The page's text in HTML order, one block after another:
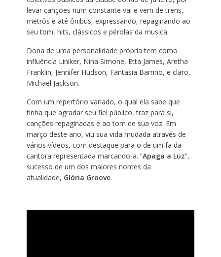
levar canções num constante vai e vem de trens,
metrôs e até ônibus, expressando, repaginando ao
seu tom, hits, clássicos e pérolas da musica.
Dona de uma personalidade própria tem como
influência Liniker, Nina Simone, Etta James, Aretha
Franklin, Jennifer Hudson, Fantasia Barrino, e claro,
Michael Jackson.
Com um repertório variado, o qual ela sabe que
tinha que agradar seu fiel público, traz para si,
canções repaginadas e ao tom de sua voz. Em
março deste ano, viu sua vida mudada através de
vários vídeos, com destaque para o de um fã da
cantora representada marcando-a. “Apaga a Luz”,
sucesso de um dos maiores nomes da
atualidade, Glória Groove.